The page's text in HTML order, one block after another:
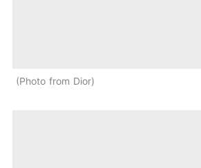
Photo from Dior